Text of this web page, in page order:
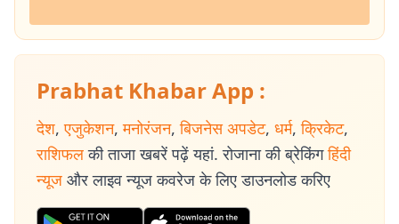
Prabhat Khabar App :
देश, एजुकेशन, मनोरंजन, बिजनेस अपडेट, धर्म, क्रिकेट,
राशिफल की ताजा खबरें पढ़ें यहां. रोजाना की ब्रेकिंग हिंदी
न्यूज और लाइव न्यूज कवरेज के लिए डाउनलोड करिए